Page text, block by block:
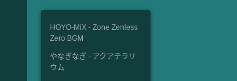
HOYO-MiX - Zone Zenless
Zero BGM
やなぎなぎ - アクアテラリ
ウム